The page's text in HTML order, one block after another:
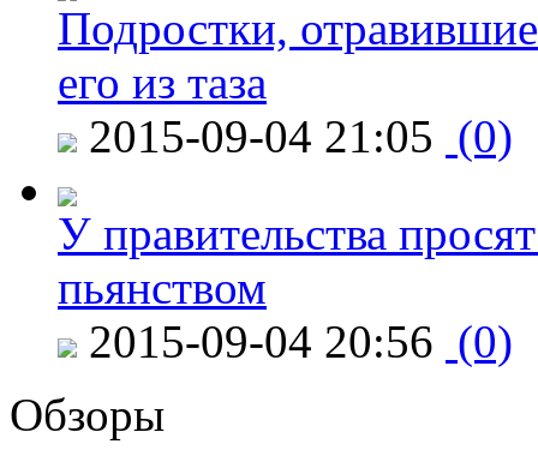
Подростки,
его из таза
2015-09-04 21:05 (0)
У правительства
пьянством
2015-09-04 20:56 (0)
Обзоры